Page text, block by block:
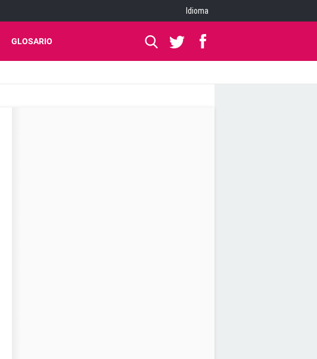
Idioma
GLOSARIO